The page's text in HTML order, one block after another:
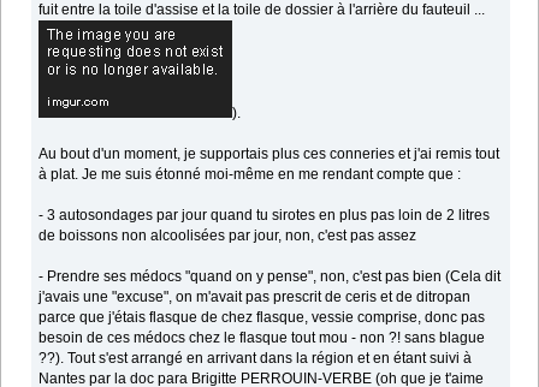
fuit entre la toile d'assise et la toile de dossier à l'arrière du fauteuil ...
).
Au bout d'un moment, je supportais plus ces conneries et j'ai remis tout
à plat. Je me suis étonné moi-même en me rendant compte que :
- 3 autosondages par jour quand tu sirotes en plus pas loin de 2 litres
de boissons non alcoolisées par jour, non, c'est pas assez
- Prendre ses médocs "quand on y pense", non, c'est pas bien (Cela dit
j'avais une "excuse", on m'avait pas prescrit de ceris et de ditropan
parce que j'étais flasque de chez flasque, vessie comprise, donc pas
besoin de ces médocs chez le flasque tout mou - non ?! sans blague
??). Tout s'est arrangé en arrivant dans la région et en étant suivi à
Nantes par la doc para Brigitte PERROUIN-VERBE (oh que je t'aime